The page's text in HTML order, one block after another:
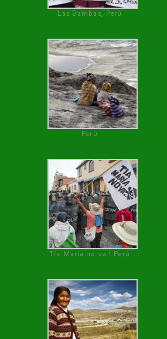
Las Bambas, Perú
Perú
Tía María no va ! Perú